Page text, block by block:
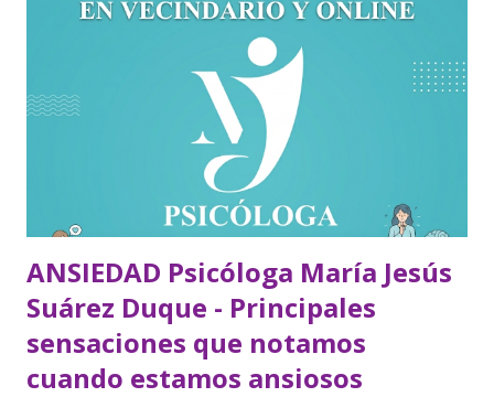
ANSIEDAD Psicóloga María Jesús
Suárez Duque - Principales
sensaciones que notamos
cuando estamos ansiosos